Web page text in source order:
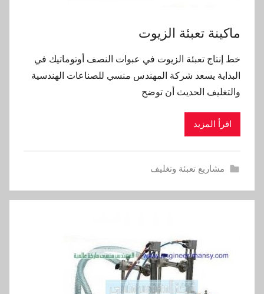
ماكينة تعبئة الزيوت
خط إنتاج تعبئة الزيوت في عبوات النصف أوتوماتيك في
البداية يسعد شركة المهندس منسي للصناعات الهندسية
والتغليف الحديث أن توضح
اقرأ المزيد
مشاريع تعبئة وتغليف